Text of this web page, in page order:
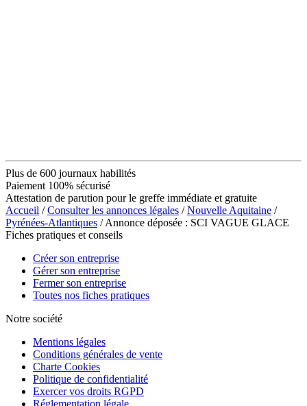
Plus de 600 journaux habilités
Paiement 100% sécurisé
Attestation de parution pour le greffe immédiate et gratuite
Accueil /Consulter les annonces légales /Nouvelle Aquitaine /
Pyrénées-Atlantiques / Annonce déposée : SCI VAGUE GLACE
Fiches pratiques et conseils
Créer son entreprise
Gérer son entreprise
Fermer son entreprise
Toutes nos fiches pratiques
Notre société
Mentions légales
Conditions générales de vente
Charte Cookies
Politique de confidentialité
Exercer vos droits RGPD
Réglementation légale